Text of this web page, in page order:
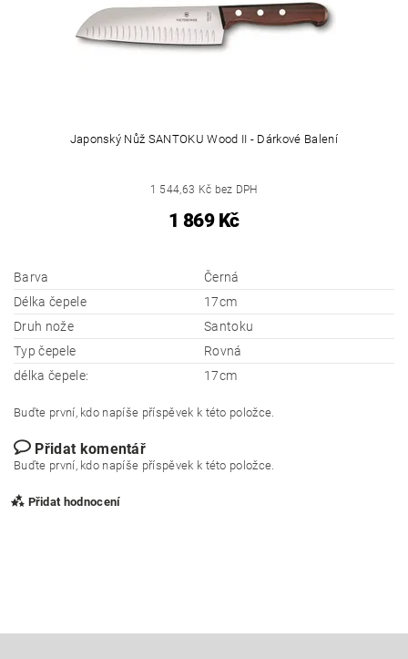
Japonský Nůž SANTOKU Wood II - Dárkové Balení
1 544,63 Kč bez DPH
1 869 Kč
Barva
Černá
Délka čepele
17cm
Druh nože
Santoku
Typ čepele
Rovná
délka čepele:
17cm
Buďte první, kdo napíše příspěvek k této položce.
Přidat komentář
Buďte první, kdo napíše příspěvek k této položce.
Přidat hodnocení